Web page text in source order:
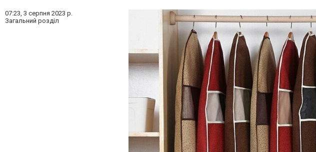
07:23, 3 серпня 2023 р.
Загальний розділ